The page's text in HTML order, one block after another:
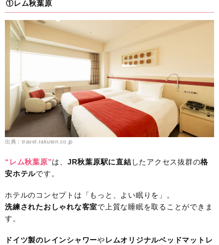
①レム秋葉原
出典：travel.rakuten.co.jp
“レム秋葉原”は、 JR秋葉原駅に直結 したアクセス抜群の格
安ホテルです。
ホテルのコンセプトは「もっと、よい眠りを」。
洗練されたおしゃれな客室で上質な睡眠を取ることができま
す。
ドイツ製のレインシャワーやレムオリジナルベッドマットレ